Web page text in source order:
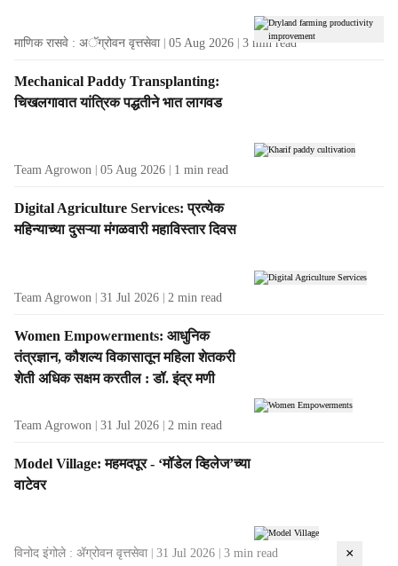
माणिक रासवे : अॅग्रोवन वृत्तसेवा 05 Aug 2026 3 min read
Mechanical Paddy Transplanting:
चिखलगावात यांत्रिक पद्धतीने भात लागवड
Team Agrowon 05 Aug 2026 1 min read
Digital Agriculture Services: प्रत्येक
महिन्याच्या दुसऱ्या मंगळवारी महाविस्तार दिवस
Team Agrowon 31 Jul 2026 2 min read
Women Empowerments: आधुनिक
तंत्रज्ञान, कौशल्य विकासातून महिला शेतकरी
शेती अधिक सक्षम करतील : डॉ. इंद्र मणी
Team Agrowon 31 Jul 2026 2 min read
Model Village: महमदपूर - ‘मॉडेल व्हिलेज’च्या
वाटेवर
विनोद इंगोले : ॲग्रोवन वृत्तसेवा 31 Jul 2026 3 min read ×